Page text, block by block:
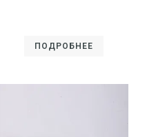
ПОДРОБНЕЕ